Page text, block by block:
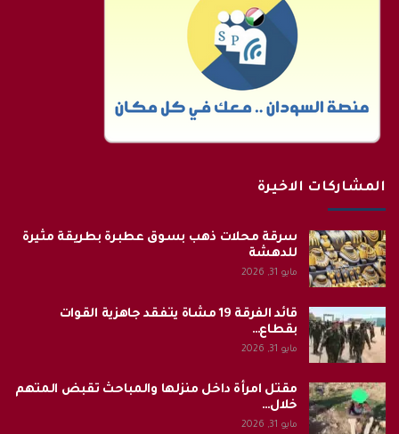
المشاركات الاخيرة
سرقة محلات ذهب بسوق عطبرة بطريقة مثيرة
للدهشة
مايو 31, 2026
قائد الفرقة 19 مشاة يتفقد جاهزية القوات
بقطاع…
مايو 31, 2026
مقتل امرأة داخل منزلها والمباحث تقبض المتهم
خلال…
مايو 31, 2026